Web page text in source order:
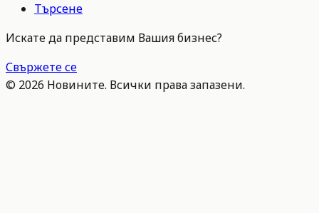
Търсене
Искате да представим Вашия бизнес?
Свържете се
© 2026 Новините. Всички права запазени.